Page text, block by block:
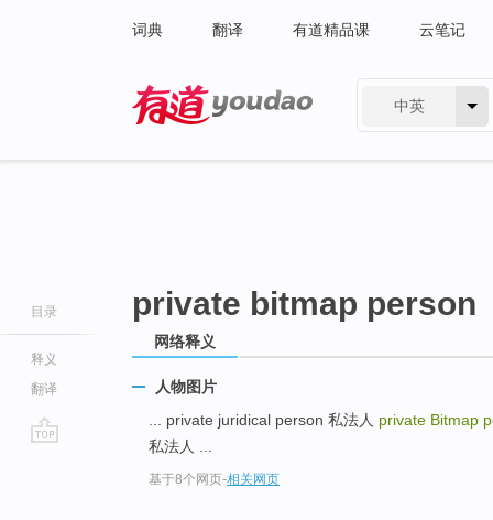
词典 翻译 有道精品课 云笔记
中英
目录
释义
翻译
private bitmap person
网络释义
人物图片
... private juridical person 私法人 private Bitmap
私法人 ...
基于8个网页-相关网页